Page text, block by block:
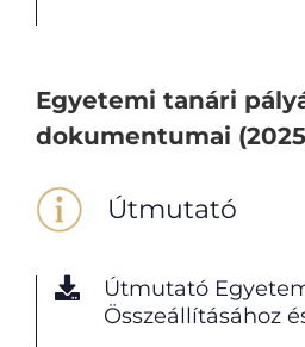
Egyetemi tanári
dokumentumai
Útmutató
Útmutató
Összeállításához